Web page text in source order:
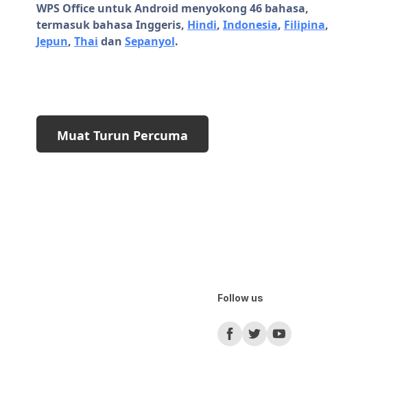
WPS Office untuk Android menyokong 46 bahasa,
termasuk bahasa Inggeris, Hindi, Indonesia, Filipina,
Jepun, Thai dan Sepanyol.
Muat Turun Percuma
Follow us